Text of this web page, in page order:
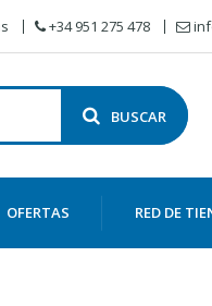
+34 951 275 478
BUSCAR
OFERTAS RED DE